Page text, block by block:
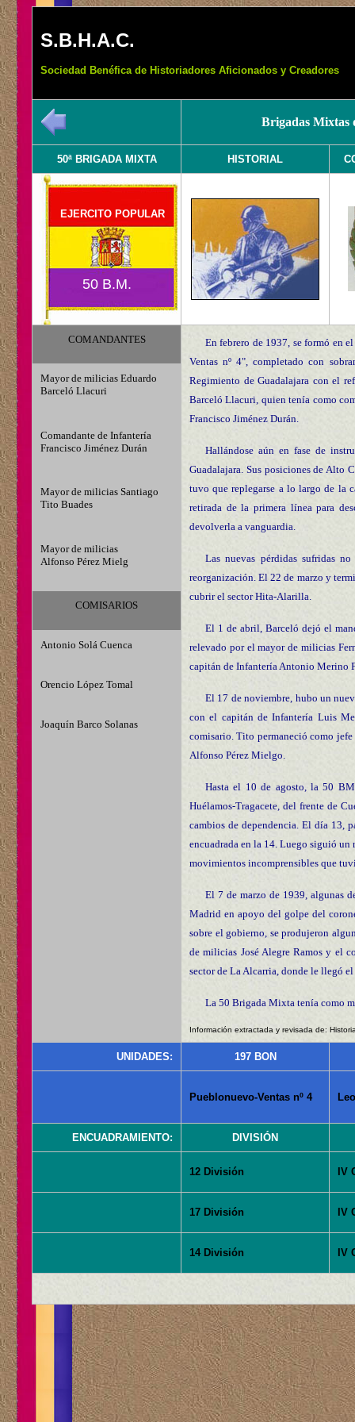
S.B.H.A.C.
Sociedad Benéfica de Historiadores Aficionados y Creadores
Brigadas Mixtas
50ª BRIGADA MIXTA HISTORIAL
EJERCITO POPULAR
50 B.M.
COMANDANTES
En febrero de 1937, se formó en
Ventas nº 4", completado con
Regimiento de Guadalajara con el
Barceló Llacuri, quien tenía como
Francisco Jiménez Durán.
Hallándose aún en fase de
Guadalajara. Sus posiciones de Alto
tuvo que replegarse a lo largo de la
retirada de la primera línea para
devolverla a vanguardia.
Las nuevas pérdidas sufridas
reorganización. El 22 de marzo y
cubrir el sector Hita-Alarilla.
El 1 de abril, Barceló dejó el
relevado por el mayor de milicias
capitán de Infantería Antonio Merino
El 17 de noviembre, hubo un
con el capitán de Infantería Luis
comisario. Tito permaneció como
Alfonso Pérez Mielgo.
Hasta el 10 de agosto, la 50
Huélamos-Tragacete, del frente de
cambios de dependencia. El día 13,
encuadrada en la 14. Luego siguió
movimientos incomprensibles que
El 7 de marzo de 1939, algunas
Madrid en apoyo del golpe del
sobre el gobierno, se produjeron
de milicias José Alegre Ramos y el
sector de La Alcarria, donde le llegó
La 50 Brigada Mixta tenía como
Información extractada y revisada de:
Mayor de milicias Eduardo
Barceló Llacuri
Comandante de Infantería
Francisco Jiménez Durán
Mayor de milicias Santiago
Tito Buades
Mayor de milicias
Alfonso Pérez Mielg
COMISARIOS
Antonio Solá Cuenca
Orencio López Tomal
Joaquín Barco Solanas
UNIDADES: 197 BON
Pueblonuevo-Ventas nº 4
ENCUADRAMIENTO: DIVISIÓN
12 División IV
17 División IV
14 División IV